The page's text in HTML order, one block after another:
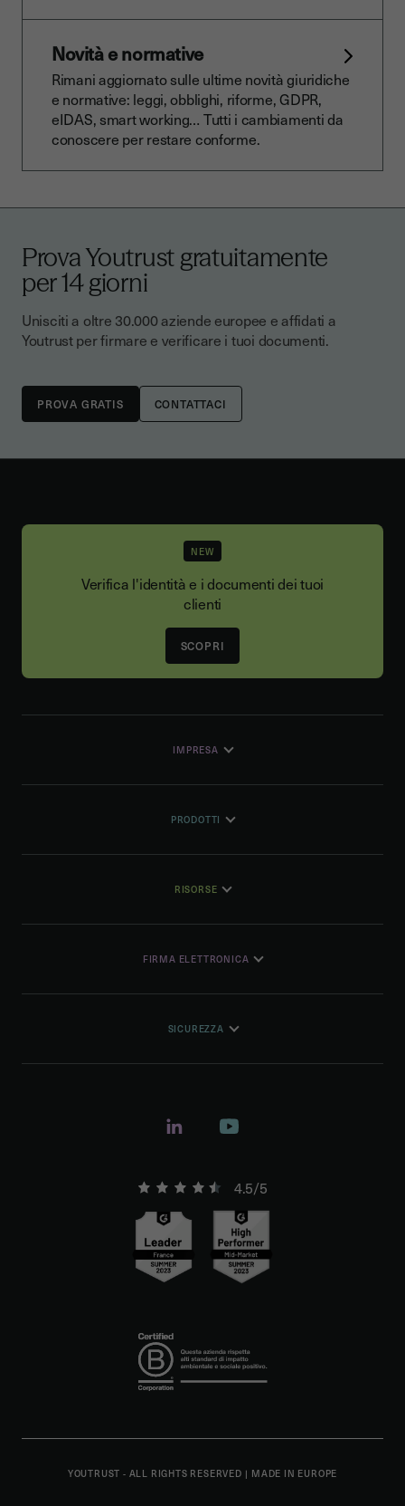
Novità e normative
Rimani aggiornato sulle ultime novità giuridiche
e normative: leggi, obblighi, riforme, GDPR,
eIDAS, smart working… Tutti i cambiamenti da
conoscere per restare conforme.
Prova Youtrust gratuitamente
per 14 giorni
Unisciti a oltre 30.000 aziende europee e affidati a
Youtrust per firmare e verificare i tuoi documenti.
CONTATTACI
NEW
Verifica l'identità e i documenti dei tuoi
clienti
SCOPRI
IMPRESA
PRODOTTI
RISORSE
FIRMA ELETTRONICA
SICUREZZA
4.5/5
YOUTRUST - ALL RIGHTS RESERVED | MADE IN EUROPE